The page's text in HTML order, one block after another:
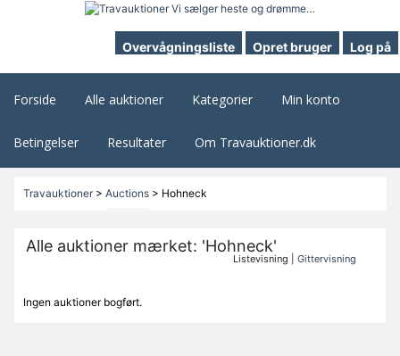
Overvågningsliste Opret bruger Log på
Forside Alle auktioner Kategorier Min konto
Betingelser Resultater Om Travauktioner.dk
Travauktioner> Auctions> Hohneck
Alle auktioner mærket: 'Hohneck'
Listevisning |Gittervisning
Ingen auktioner bogført.